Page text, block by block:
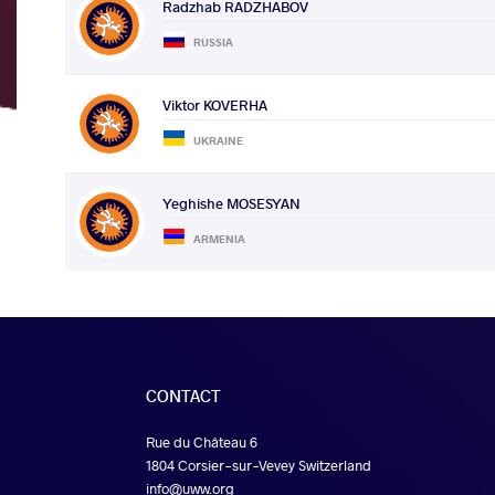
Radzhab RADZHABOV
RUSSIA
Viktor KOVERHA
UKRAINE
Yeghishe MOSESYAN
ARMENIA
CONTACT
Rue du Château 6
1804 Corsier-sur-Vevey Switzerland
info@uww.org